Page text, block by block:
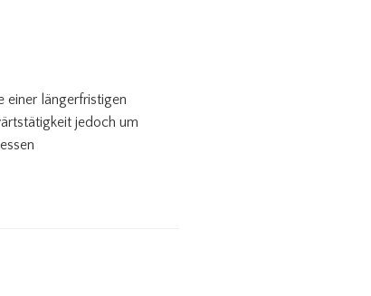
einer längerfristigen
jedoch um